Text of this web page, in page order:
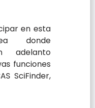
en esta
donde
adelanto
funciones
SciFinder,